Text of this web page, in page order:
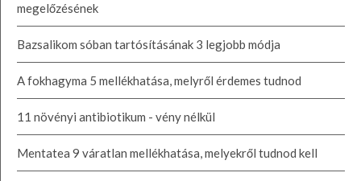
megelőzésének
Bazsalikom sóban tartósításának 3 legjobb módja
A fokhagyma 5 mellékhatása, melyről érdemes tudnod
11 növényi antibiotikum - vény nélkül
Mentatea 9 váratlan mellékhatása, melyekről tudnod kell